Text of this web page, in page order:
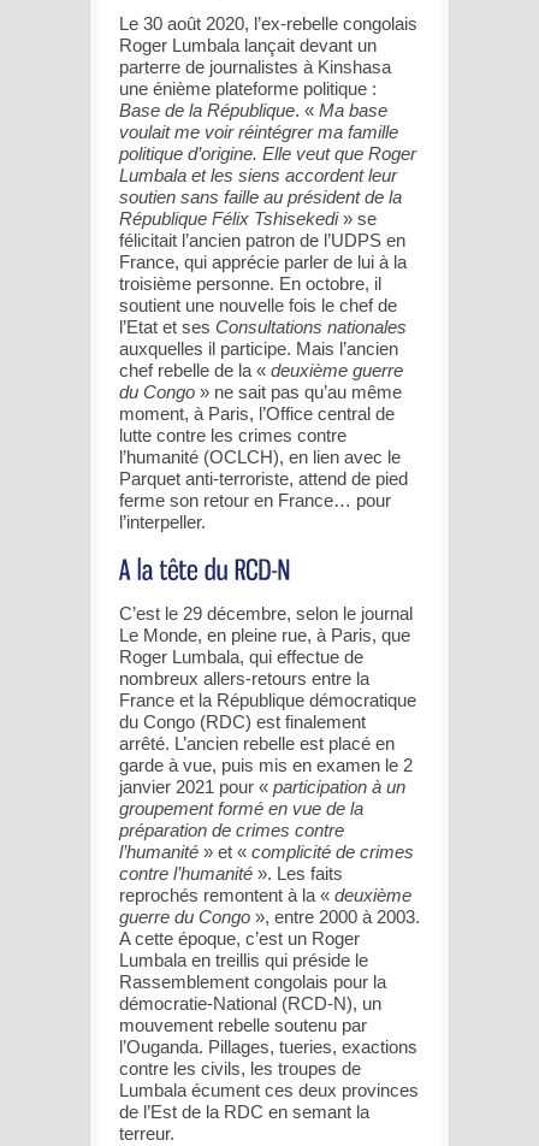
Le 30 août 2020, l’ex-rebelle congolais
Roger Lumbala lançait devant un
parterre de journalistes à Kinshasa
une énième plateforme politique :
Base de la République. « Ma base
voulait me voir réintégrer ma famille
politique d’origine. Elle veut que Roger
Lumbala et les siens accordent leur
soutien sans faille au président de la
République Félix Tshisekedi» se
félicitait l’ancien patron de l’UDPS en
France, qui apprécie parler de lui à la
troisième personne. En octobre, il
soutient une nouvelle fois le chef de
l’Etat et ses Consultations nationales
auxquelles il participe. Mais l’ancien
chef rebelle de la « deuxième guerre
du Congo » ne sait pas qu’au même
moment, à Paris, l’Office central de
lutte contre les crimes contre
l’humanité (OCLCH), en lien avec le
Parquet anti-terroriste, attend de pied
ferme son retour en France… pour
l’interpeller.
C’est le 29 décembre, selon le journal
Le Monde, en pleine rue, à Paris, que
Roger Lumbala, qui effectue de
nombreux allers-retours entre la
France et la République démocratique
du Congo (RDC) est finalement
arrêté. L’ancien rebelle est placé en
garde à vue, puis mis en examen le 2
janvier 2021 pour « participation à un
groupement formé en vue de la
préparation de crimes contre
l’humanité » et « complicité de crimes
contre l’humanité ». Les faits
reprochés remontent à la « deuxième
guerre du Congo », entre 2000 à 2003.
A cette époque, c’est un Roger
Lumbala en treillis qui préside le
Rassemblement congolais pour la
démocratie-National (RCD-N), un
mouvement rebelle soutenu par
l’Ouganda. Pillages, tueries, exactions
contre les civils, les troupes de
Lumbala écument ces deux provinces
de l’Est de la RDC en semant la
terreur.